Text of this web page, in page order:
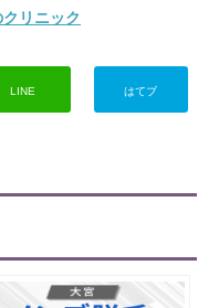
リニック
LINE はてブ